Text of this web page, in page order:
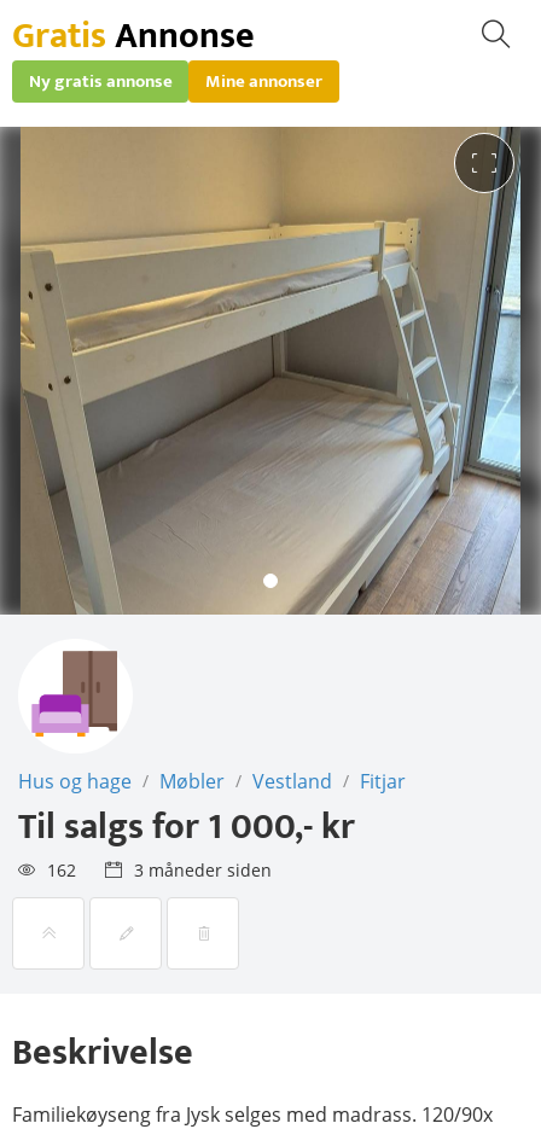
GratisAnnonse
Ny gratis annonse Mine annonser
Hus og hage / Møbler / Vestland / Fitjar
Til salgs for1 000,- kr
162 3 måneder siden
Beskrivelse
Familiekøyseng fra Jysk selges med madrass. 120/90x